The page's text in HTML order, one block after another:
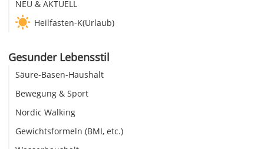
NEU & AKTUELL
Heilfasten-K(Urlaub)
Gesunder Lebensstil
Säure-Basen-Haushalt
Bewegung & Sport
Nordic Walking
Gewichtsformeln (BMI, etc.)